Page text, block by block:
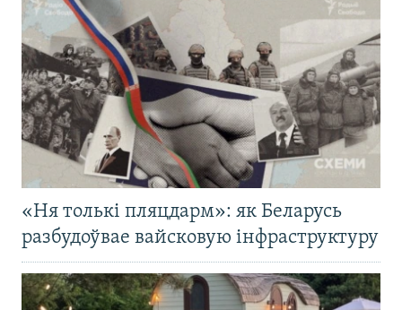
«Ня толькі пляцдарм»: як Беларусь
разбудоўвае вайсковую інфраструктуру